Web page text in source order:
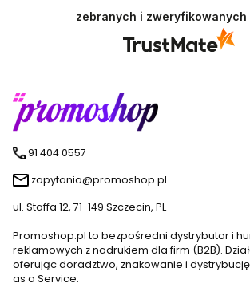
zebranych i zweryfikowanych
91 404 0557
zapytania@promoshop.pl
ul. Staffa 12, 71-149 Szczecin, PL
Promoshop.pl to bezpośredni dystrybutor i
reklamowych z nadrukiem dla firm (B2B).
oferując doradztwo, znakowanie i
as a Service.